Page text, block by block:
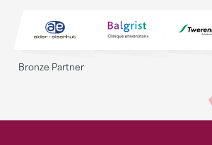
Bronze Partner